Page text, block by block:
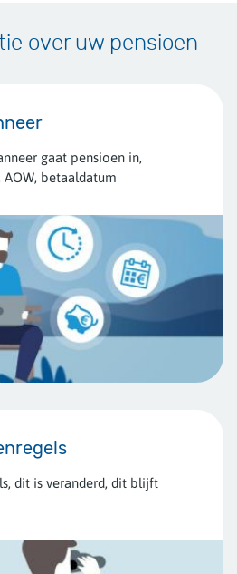
over uw pensioen
gaat pensioen in,
betaaldatum
dit is veranderd, dit blijft